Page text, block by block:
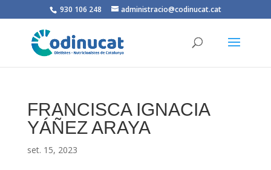
930 106 248 administracio@codinucat.cat
FRANCISCA IGNACIA
YÁÑEZ ARAYA
set. 15, 2023